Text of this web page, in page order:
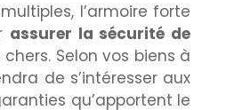
l’armoire forte
assurer la sécurité de
chers. Selon vos biens à
de s’intéresser aux
qu’apportent le